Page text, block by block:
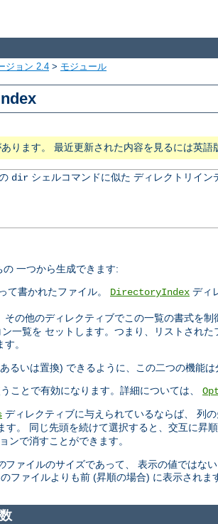
ジョン 2.4 > モジュール
ります。 最近更新された内容を見るには英語
dirシェルコマンドに似た ディレクトリイン
一つから生成できます:
て書かれたファイル。 DirectoryIndex ディ
の他のディレクティブでこの一覧の書式を制
一覧を セットします。つまり、リストされ
。
るいは置換) できるように、この二つの機能は
ことで有効になります。詳細については、
ディレクティブに与えられているならば、 列
。 同じ先頭を続けて選択すると、交互に昇
ンで消すことができます。
ファイルのサイズであって、 表示の値ではな
ファイルよりも前 (昇順の場合) に表示されま